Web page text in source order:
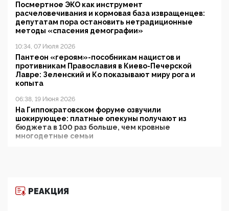
Посмертное ЭКО как инструмент
расчеловечивания и кормовая база извращенцев:
депутатам пора остановить нетрадиционные
методы «спасения демографии»
10:34, 07 Июля 2026
Пантеон «героям»-пособникам нацистов и
противникам Православия в Киево-Печерской
Лавре: Зеленский и Ко показывают миру рога и
копыта
06:38, 19 Июня 2026
На Гиппократовском форуме озвучили
шокирующее: платные опекуны получают из
бюджета в 100 раз больше, чем кровные
многодетные семьи
11:53, 09 Июня 2026
РЕАКЦИЯ